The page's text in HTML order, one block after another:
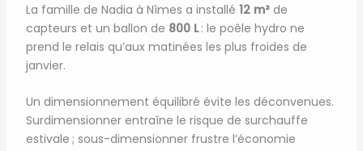
La famille de Nadia à Nîmes a installé 12 m²de
capteurs et un ballon de 800 L: le poêle hydro ne
prend le relais qu’aux matinées les plus froides de
janvier.
Un dimensionnement équilibré évite les déconvenues.
Surdimensionner entraîne le risque de surchauffe
estivale ; sous-dimensionner frustre l’économie